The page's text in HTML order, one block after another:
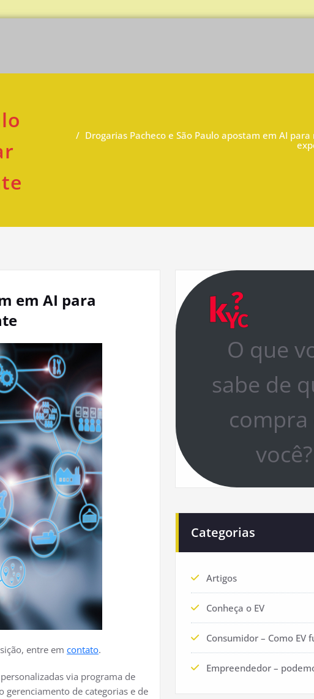
Drogarias Pacheco e São Paulo apostam em AI
em AI para
entre em contato.
via programa de
gerenciamento de categorias e de
O que
sabe de
compra
você?
Categorias
Artigos
Conheça o EV
Consumidor – Como EV
Empreendedor –